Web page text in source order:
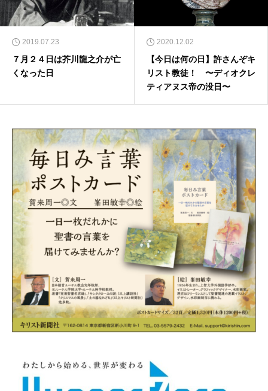
2019.07.23
７月２４日は芥川龍之介が亡
くなった日
2020.12.02
【今日は何の日】許さんぞキ
リスト教徒！ 〜ディオクレ
ティアヌス帝の没日〜